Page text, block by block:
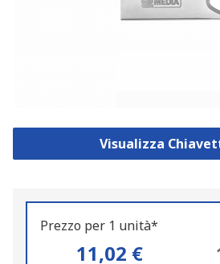
Visualizza
Prezzo per 1 unità*
11,02 €